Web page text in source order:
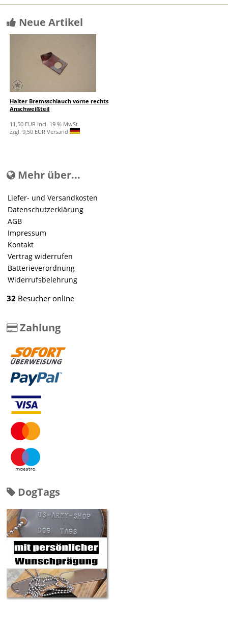
Neue Artikel
Halter Bremsschlauch vorne rechts
Anschweißteil
11,50 EUR incl. 19 % MwSt
zzgl. 9,50 EUR Versand
Mehr über...
Liefer- und Versandkosten
Datenschutzerklärung
AGB
Impressum
Kontakt
Vertrag widerrufen
Batterieverordnung
Widerrufsbelehrung
32 Besucher online
Zahlung
DogTags